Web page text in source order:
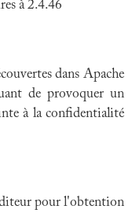
à 2.4.46
dans Apache
de provoquer un
à la confidentialité
pour l'obtention